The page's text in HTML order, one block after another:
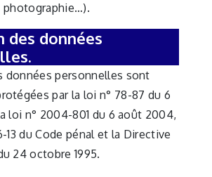
des données
données personnelles sont
par la loi n° 78-87 du 6
loi n° 2004-801 du 6 août 2004,
13 du Code pénal et la Directive
24 octobre 1995.